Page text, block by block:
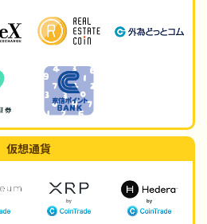
仮想通貨